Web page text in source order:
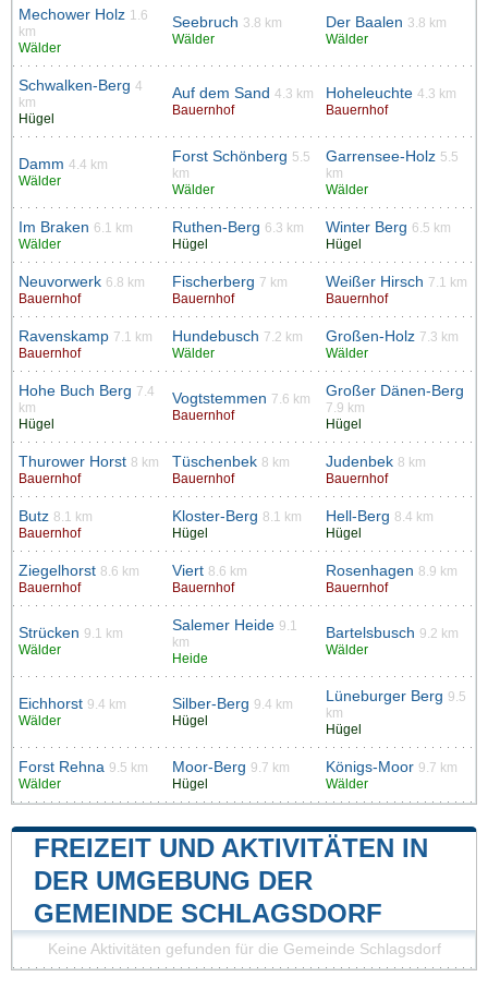
Mechower Holz 1.6
km
Wälder
Seebruch 3.8 km
Wälder
Der Baalen 3.8 km
Wälder
Schwalken-Berg 4
km
Hügel
Auf dem Sand 4.3 km
Bauernhof
Hoheleuchte 4.3 km
Bauernhof
Damm 4.4 km
Wälder
Forst Schönberg 5.5
km
Wälder
Garrensee-Holz 5.5
km
Wälder
Im Braken 6.1 km
Wälder
Ruthen-Berg 6.3 km
Hügel
Winter Berg 6.5 km
Hügel
Neuvorwerk 6.8 km
Bauernhof
Fischerberg 7 km
Bauernhof
Weißer Hirsch 7.1 km
Bauernhof
Ravenskamp 7.1 km
Bauernhof
Hundebusch 7.2 km
Wälder
Großen-Holz 7.3 km
Wälder
Hohe Buch Berg 7.4
km
Hügel
Vogtstemmen 7.6 km
Bauernhof
Großer Dänen-Berg
7.9 km
Hügel
Thurower Horst 8 km
Bauernhof
Tüschenbek 8 km
Bauernhof
Judenbek 8 km
Bauernhof
Butz 8.1 km
Bauernhof
Kloster-Berg 8.1 km
Hügel
Hell-Berg 8.4 km
Hügel
Ziegelhorst 8.6 km
Bauernhof
Viert 8.6 km
Bauernhof
Rosenhagen 8.9 km
Bauernhof
Strücken 9.1 km
Wälder
Salemer Heide 9.1
km
Heide
Bartelsbusch 9.2 km
Wälder
Eichhorst 9.4 km
Wälder
Silber-Berg 9.4 km
Hügel
Lüneburger Berg 9.5
km
Hügel
Forst Rehna 9.5 km
Wälder
Moor-Berg 9.7 km
Hügel
Königs-Moor 9.7 km
Wälder
FREIZEIT UND AKTIVITÄTEN IN
DER UMGEBUNG DER
GEMEINDE SCHLAGSDORF
Keine Aktivitäten gefunden für die Gemeinde Schlagsdorf